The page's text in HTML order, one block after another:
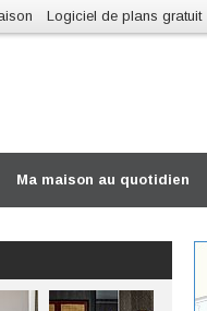
Logiciel de plans gratuit
Ma maison au quotidien